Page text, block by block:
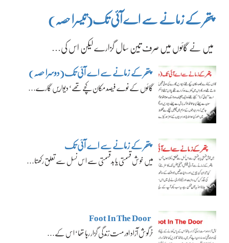
پتھر کے زمانے سے اے آئی تک(تیسرا حصہ)
میں نے گائوں میں صرف تین سال گزارے لیکن اس کی…
پتھر کے زمانے سے اے آئی تک(دوسرا حصہ)
گائوں کے نوے فیصد مکان کچے تھے‘ دیواریں گارے…
پتھر کے زمانے سے اے آئی تک
میں خوش قسمتی یا بدقسمتی سے اس نسل سے تعلق رکھتا…
Foot In The Door
خرگوش آزاد اور مست زندگی گزار رہا تھا‘ اس کے…